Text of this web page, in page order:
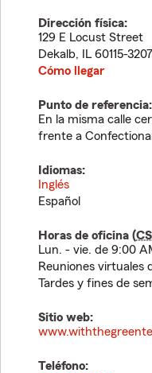
Dirección física:
129 E Locust Street
Dekalb, IL 60115-3207
Cómo llegar
Punto de referencia:
En la misma calle
frente a
Idiomas:
Inglés
Español
Horas de oficina (
Lun. - vie. de 9:00
Reuniones virtuales
Tardes y fines de
Sitio web:
Teléfono: